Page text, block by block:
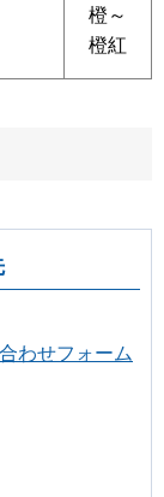
橙～
橙紅
わせフォーム